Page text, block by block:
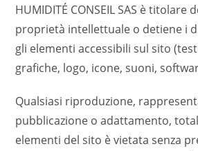
HUMIDITÉ CONSEIL SAS è titolare
proprietà intellettuale o detiene i
gli elementi accessibili sul sito
grafiche, logo, icone, suoni,
Qualsiasi riproduzione,
pubblicazione o adattamento,
elementi del sito è vietata senza